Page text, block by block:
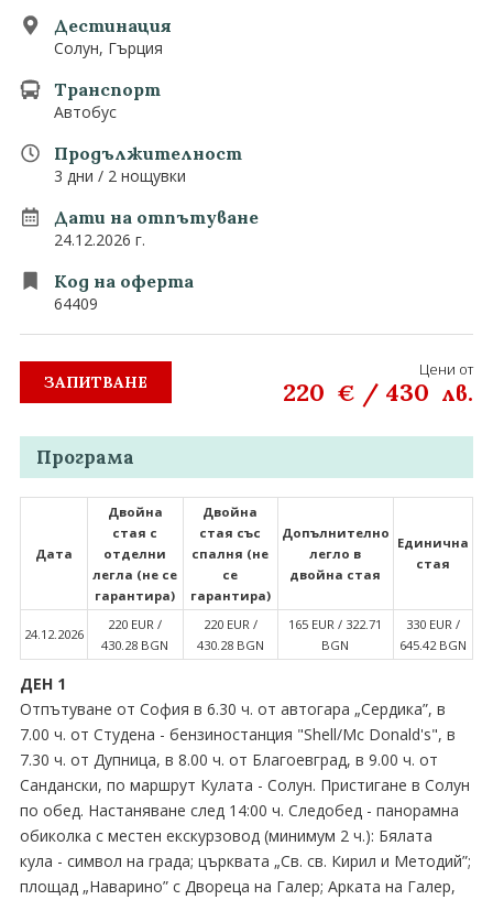
Екзотични
Последвайте ни
Дестинация
Солун, Гърция
Транспорт
Автобус
Продължителност
3 дни / 2 нощувки
Дати на отпътуване
24.12.2026 г.
Код на оферта
64409
ЗАПИТВАНЕ
Цени от
220 € / 430 лв.
Програма
Дата
Двойна
стая с
отделни
легла (не се
гарантира)
Двойна
стая със
спалня (не
се
гарантира)
Допълнително
легло в
двойна стая
Единична
стая
24.12.2026
220 EUR ∕
430.28 BGN
220 EUR ∕
430.28 BGN
165 EUR ∕ 322.71
BGN
330 EUR ∕
645.42 BGN
ДЕН 1
Отпътуване от София в 6.30 ч. от автогара „Сердика”, в
7.00 ч. от Студена - бензиностанция "Shell∕Mc Donald's", в
7.30 ч. от Дупница, в 8.00 ч. от Благоевград, в 9.00 ч. от
Сандански, по маршрут Кулата - Солун. Пристигане в Солун
по обед. Настаняване след 14:00 ч. Следобед - панорамна
обиколка с местен екскурзовод (минимум 2 ч.): Бялата
кула - символ на града; църквата „Св. св. Кирил и Методий”;
площад „Наварино” с Двореца на Галер; Арката на Галер,